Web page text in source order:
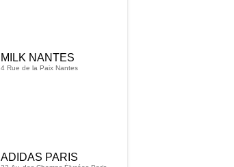
MILK NANTES
4 Rue de la Paix Nantes
ADIDAS PARIS